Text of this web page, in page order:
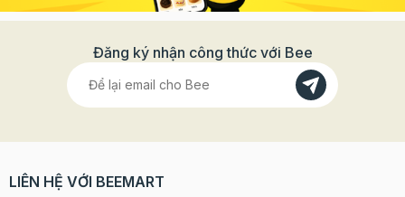
Đăng ký nhận công thức với Bee
LIÊN HỆ VỚI BEEMART